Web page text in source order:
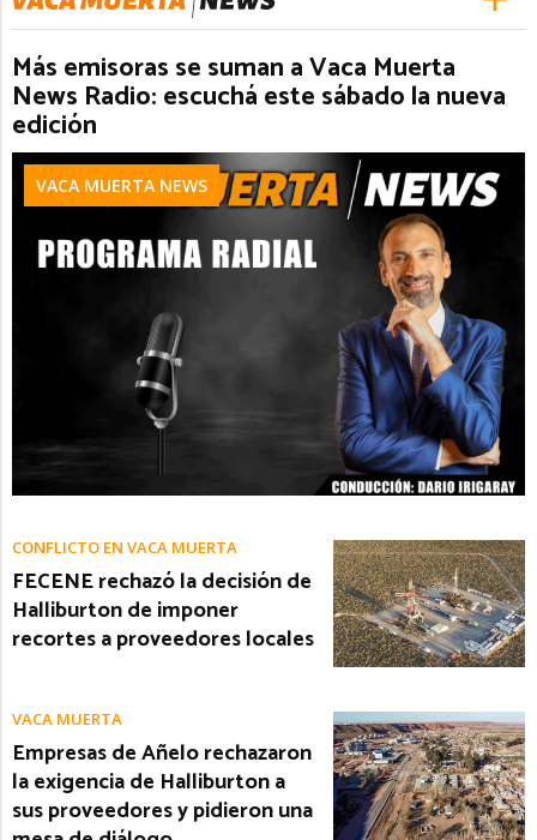
Más emisoras se suman a Vaca Muerta
News Radio: escuchá este sábado la nueva
edición
VACA MUERTA NEWS
CONFLICTO EN VACA MUERTA
FECENE rechazó la decisión de
Halliburton de imponer
recortes a proveedores locales
VACA MUERTA
Empresas de Añelo rechazaron
la exigencia de Halliburton a
sus proveedores y pidieron una